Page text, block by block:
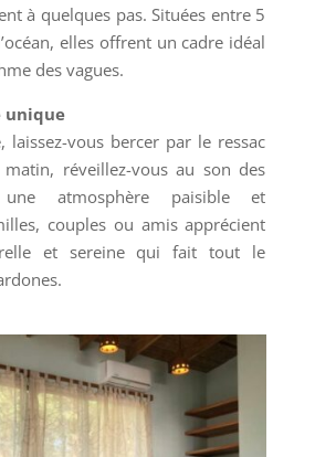
à quelques pas. Situées entre 5
elles offrent un cadre idéal
des vagues.
unique
laissez-vous bercer par le ressac
réveillez-vous au son des
atmosphère paisible et
couples ou amis apprécient
et sereine qui fait tout le